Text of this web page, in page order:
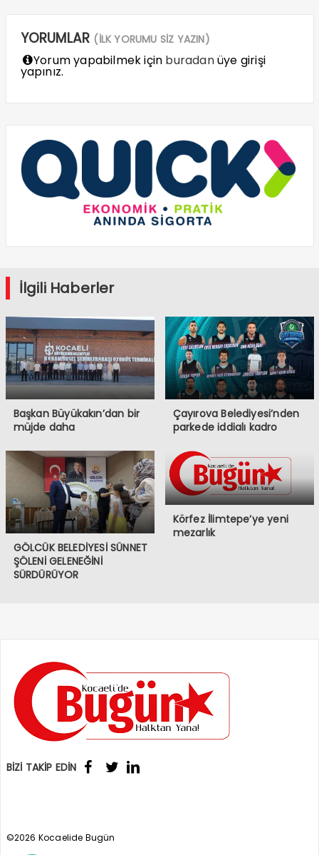
YORUMLAR (İLK YORUMU SİZ YAZIN)
Yorum yapabilmek için buradanüye girişi
yapınız.
İlgili Haberler
Başkan Büyükakın’dan bir
müjde daha
Çayırova Belediyesi’nden
parkede iddialı kadro
GÖLCÜK BELEDİYESİ SÜNNET
ŞÖLENİ GELENEĞİNİ
SÜRDÜRÜYOR
Körfez İlimtepe’ye yeni
mezarlık
BİZİ TAKİP EDİN
©2026 Kocaelide Bugün